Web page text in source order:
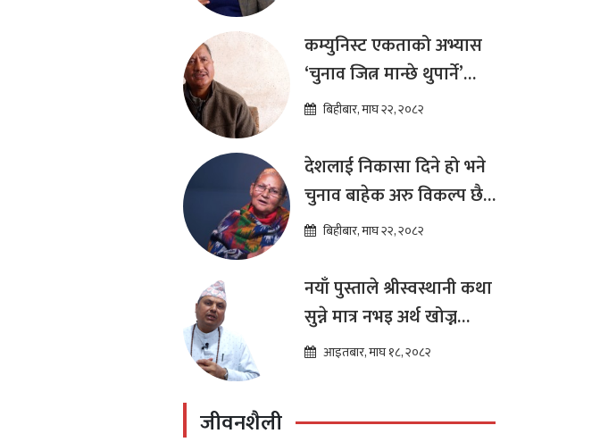
कम्युनिस्ट एकताको अभ्यास
‘चुनाव जित्न मान्छे थुपार्ने’
माध्यम मात्र हो : विप्लव
बिहीबार, माघ २२, २०८२
देशलाई निकासा दिने हो भने
चुनाव बाहेक अरु विकल्प छैन
: अष्टलक्ष्मी शाक्य
बिहीबार, माघ २२, २०८२
नयाँ पुस्ताले श्रीस्वस्थानी कथा
सुन्ने मात्र नभइ अर्थ खोज्न
थालेका छन : ज्योतिष तारा
आइतबार, माघ १८, २०८२
जीवनशैली